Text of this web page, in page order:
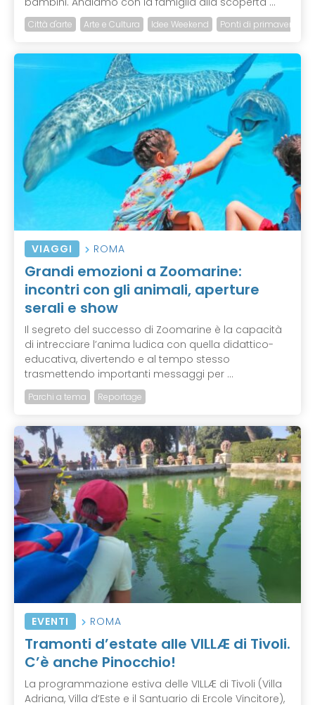
Città d'arte Arte e Cultura Idee Weekend Ponti di primavera
VIAGGI ROMA
Grandi emozioni a Zoomarine:
incontri con gli animali, aperture
serali e show
Il segreto del successo di Zoomarine è la capacità
di intrecciare l’anima ludica con quella didattico-
educativa, divertendo e al tempo stesso
trasmettendo importanti messaggi per ...
Parchi a tema Reportage
EVENTI ROMA
Tramonti d’estate alle VILLÆ di Tivoli.
C’è anche Pinocchio!
La programmazione estiva delle VILLÆ di Tivoli (Villa
Adriana, Villa d’Este e il Santuario di Ercole Vincitore),